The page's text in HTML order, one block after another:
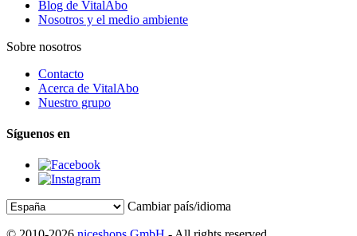
Blog de VitalAbo
Nosotros y el medio ambiente
Sobre nosotros
Contacto
Acerca de VitalAbo
Nuestro grupo
Síguenos en
Cambiar país/idioma